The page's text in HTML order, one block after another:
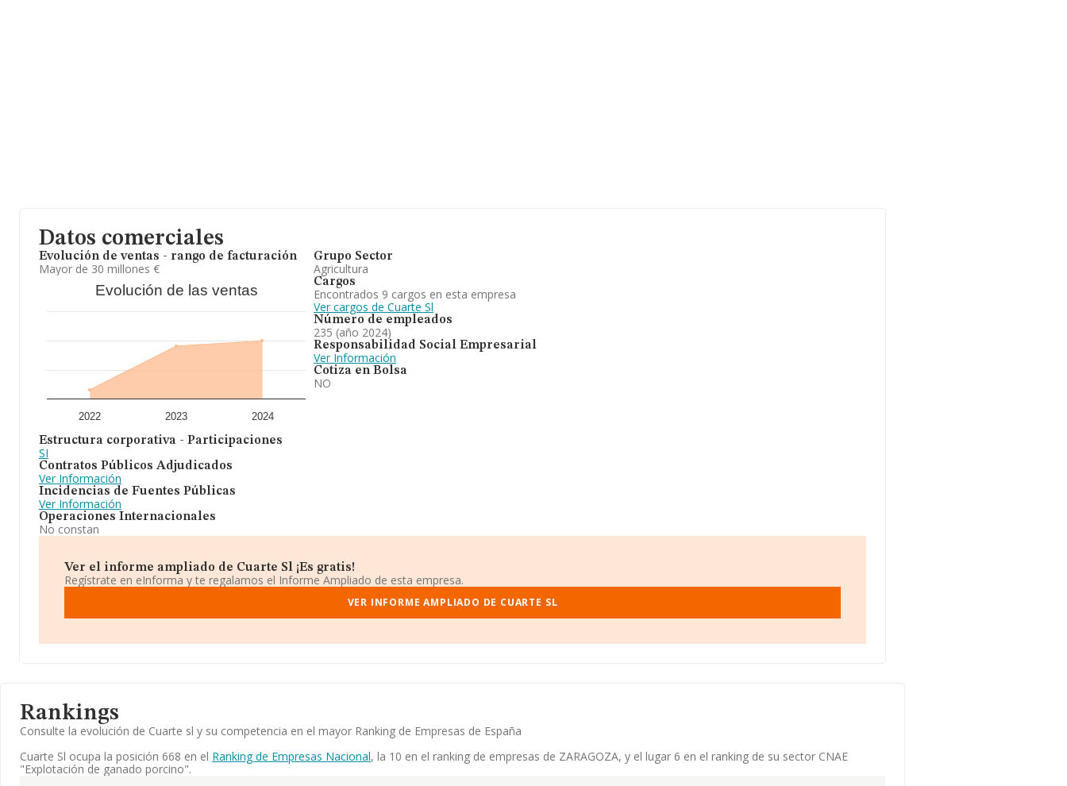
Datos comerciales
Evolución de ventas - rango de facturación
Mayor de 30 millones €
Evolución de las ventas
2022 2023 2024
Estructura corporativa - Participaciones
SI
Contratos Públicos Adjudicados
Ver Información
Incidencias de Fuentes Públicas
Ver Información
Operaciones Internacionales
No constan
Grupo Sector
Agricultura
Cargos
Encontrados 9 cargos en esta empresa
Ver cargos de Cuarte Sl
Número de empleados
235 (año 2024)
Responsabilidad Social Empresarial
Ver Información
Cotiza en Bolsa
NO
Ver el informe ampliado de Cuarte Sl ¡Es gratis!
Regístrate en eInforma y te regalamos el Informe Ampliado de esta empresa.
VER INFORME AMPLIADO DE CUARTE SL
Rankings
Consulte la evolución de Cuarte sl y su competencia en el mayor Ranking de Empresas de España
Cuarte Sl ocupa la posición 668 en el Ranking de Empresas Nacional, la 10 en el ranking de empresas de ZARAGOZA, y el lugar 6 en el ranking de su sector CNAE
"Explotación de ganado porcino".